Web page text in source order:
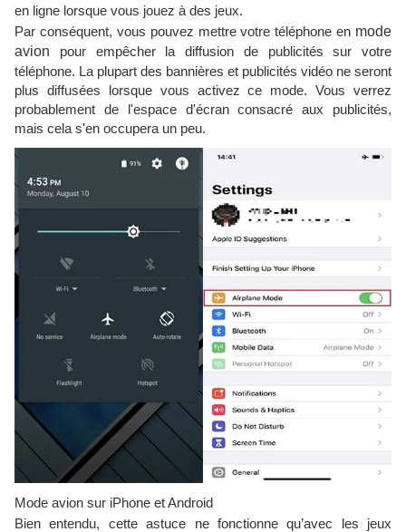
en ligne lorsque vous jouez à des jeux.
Par conséquent, vous pouvez mettre votre téléphone en mode
avion pour empêcher la diffusion de publicités sur votre
téléphone. La plupart des bannières et publicités vidéo ne seront
plus diffusées lorsque vous activez ce mode. Vous verrez
probablement de l'espace d'écran consacré aux publicités,
mais cela s'en occupera un peu.
Mode avion sur iPhone et Android
Bien entendu, cette astuce ne fonctionne qu’avec les jeux